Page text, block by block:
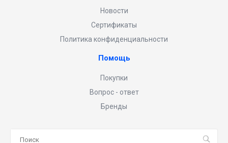
Новости
Сертификаты
Политика конфиденциальности
Помощь
Покупки
Вопрос - ответ
Бренды